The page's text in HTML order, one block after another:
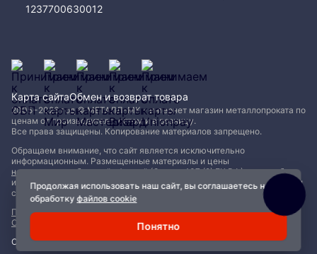
Продолжая использовать наш сайт, вы соглашаетесь на
обработкуфайлов cookie
Понятно
1237700630012
2005−2026 год © МЕТАЛЛ-МК - интернет магазин металлопроката по
ценам от производителя, оптом и в розницу.
Все права защищены. Копирование материалов запрещено.
Обращаем внимание, что сайт является исключительно
информационным. Размещенные материалы и цены
не являются публичной офертой (Статья 437 (2) ГК РФ)и могут быть
изменены без уведомления. Для уточнения наличия, характеристик и
стоимости материалов обращайтесь в офисы продаж.
Политика конфиденциальности|Пользовательское соглашение|
Обработка файлов Cookie
Сделано с ❤️
Карта сайтаОбмен и возврат товара